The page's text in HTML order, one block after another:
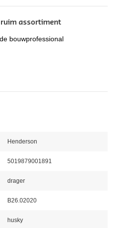
ruim assortiment
bouwprofessional
Henderson
5019879001891
drager
B26.02020
husky